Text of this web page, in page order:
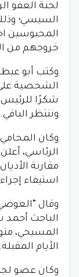
لجنة العفو
المحبوسين
خروجهم من
وكتب أبو
الشخصية
شكرًا
وننتظر الباقي.
وكان
الرئاسي،
مقارنة
استيفاء
وقال
الباحث أحمد
المسيحي،
الأيام المقبلة.
وكان عضو